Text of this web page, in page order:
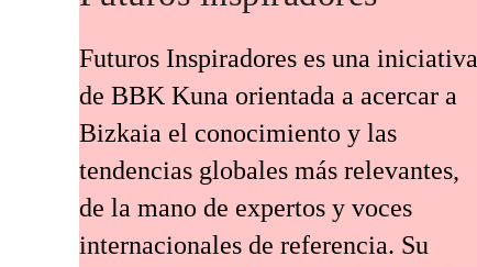
Futuros Inspiradores es una iniciativa
de BBK Kuna orientada a acercar a
Bizkaia el conocimiento y las
tendencias globales más relevantes,
de la mano de expertos y voces
internacionales de referencia. Su